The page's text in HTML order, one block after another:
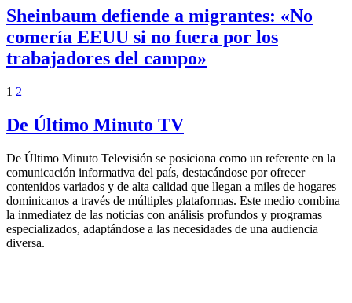
Sheinbaum defiende a migrantes: «No
comería EEUU si no fuera por los
trabajadores del campo»
1 2
De Último Minuto TV
De Último Minuto Televisión se posiciona como un referente en la
comunicación informativa del país, destacándose por ofrecer
contenidos variados y de alta calidad que llegan a miles de hogares
dominicanos a través de múltiples plataformas. Este medio combina
la inmediatez de las noticias con análisis profundos y programas
especializados, adaptándose a las necesidades de una audiencia
diversa.